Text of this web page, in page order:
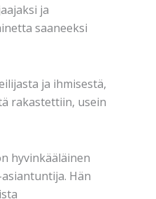
ja
saaneeksi
ja ihmisestä,
rakastettiin, usein
hyvinkääläinen
Hän